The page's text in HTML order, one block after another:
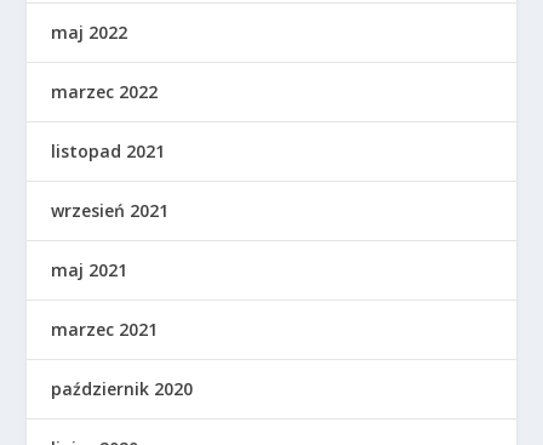
maj 2022
marzec 2022
listopad 2021
wrzesień 2021
maj 2021
marzec 2021
październik 2020